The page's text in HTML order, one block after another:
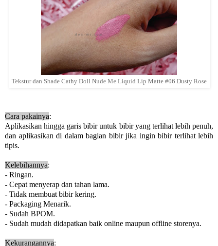
Tekstur dan Shade Cathy Doll Nude Me Liquid Lip Matte #06 Dusty Rose
Cara pakainya:
Aplikasikan hingga garis bibir untuk bibir yang terlihat lebih penuh,
dan aplikasikan di dalam bagian bibir jika ingin bibir terlihat lebih
tipis.
Kelebihannya:
- Ringan.
- Cepat menyerap dan tahan lama.
- Tidak membuat bibir kering.
- Packaging Menarik.
- Sudah BPOM.
- Sudah mudah didapatkan baik online maupun offline storenya.
Kekurangannya: